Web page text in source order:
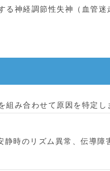
神経調節性失神（血管迷
み合わせて原因を特定し
静時のリズム異常、伝導障